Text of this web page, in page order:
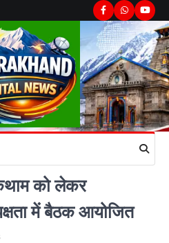
Facebook
Whatsapp
को लेकर
में बैठक आयोजित